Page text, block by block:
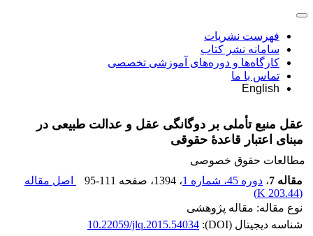
فهرست نشریات
سامانه نشر کتاب
کارگاه‌ها و دوره‌های آموزشی تخصصی
تماس با ما
English
عقل منبع تأملی بر دوگانگی عقل و عدالت طبیعی در
مبنای اعتبار قاعدۀ حقوقی
مطالعات حقوق خصوصی
مقاله 7
، دوره 45، شماره 1 ، 1394 ، صفحه 95-111
اصل مقاله
(
203.44 K
)
نوع مقاله: مقاله پژوهشی
شناسه دیجیتال (DOI):
10.22059/jlq.2015.54034